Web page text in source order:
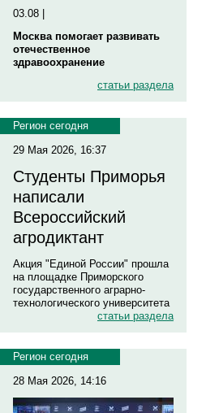
03.08 |
Москва помогает развивать
отечественное
здравоохранение
статьи раздела
Регион сегодня
29 Мая 2026, 16:37
Студенты Приморья
написали
Всероссийский
агродиктант
Акция "Единой России" прошла
на площадке Приморского
государственного аграрно-
технологического университета
статьи раздела
Регион сегодня
28 Мая 2026, 14:16